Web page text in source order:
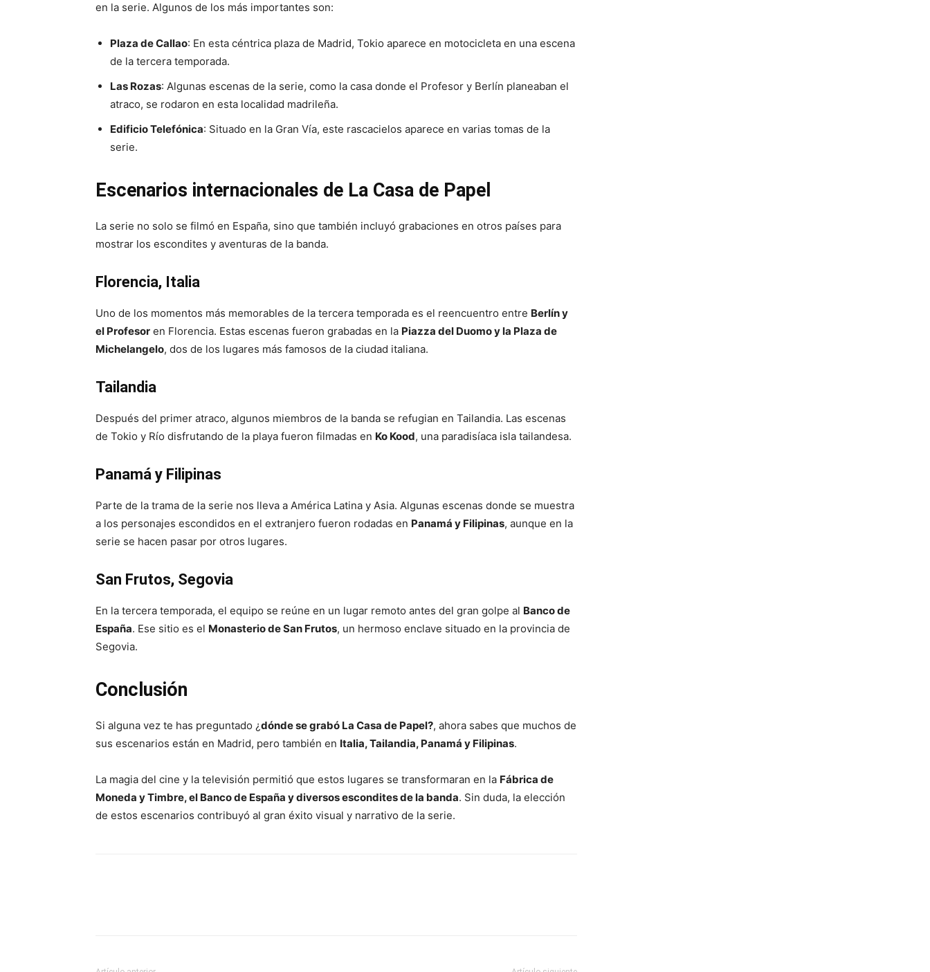
en la serie. Algunos de los más importantes son:
Plaza de Callao: En esta céntrica plaza de Madrid, Tokio aparece en motocicleta en una escena
de la tercera temporada.
Las Rozas: Algunas escenas de la serie, como la casa donde el Profesor y Berlín planeaban el
atraco, se rodaron en esta localidad madrileña.
Edificio Telefónica: Situado en la Gran Vía, este rascacielos aparece en varias tomas de la
serie.
Escenarios internacionales de La Casa de Papel
La serie no solo se filmó en España, sino que también incluyó grabaciones en otros países para
mostrar los escondites y aventuras de la banda.
Florencia, Italia
Uno de los momentos más memorables de la tercera temporada es el reencuentro entre Berlín y
el Profesor en Florencia. Estas escenas fueron grabadas en la Piazza del Duomo y la Plaza de
Michelangelo, dos de los lugares más famosos de la ciudad italiana.
Tailandia
Después del primer atraco, algunos miembros de la banda se refugian en Tailandia. Las escenas
de Tokio y Río disfrutando de la playa fueron filmadas en Ko Kood, una paradisíaca isla tailandesa.
Panamá y Filipinas
Parte de la trama de la serie nos lleva a América Latina y Asia. Algunas escenas donde se muestra
a los personajes escondidos en el extranjero fueron rodadas en Panamá y Filipinas, aunque en la
serie se hacen pasar por otros lugares.
San Frutos, Segovia
En la tercera temporada, el equipo se reúne en un lugar remoto antes del gran golpe al Banco de
España. Ese sitio es el Monasterio de San Frutos, un hermoso enclave situado en la provincia de
Segovia.
Conclusión
Si alguna vez te has preguntado ¿dónde se grabó La Casa de Papel?, ahora sabes que muchos de
sus escenarios están en Madrid, pero también en Italia, Tailandia, Panamá y Filipinas.
La magia del cine y la televisión permitió que estos lugares se transformaran en la Fábrica de
Moneda y Timbre, el Banco de España y diversos escondites de la banda. Sin duda, la elección
de estos escenarios contribuyó al gran éxito visual y narrativo de la serie.